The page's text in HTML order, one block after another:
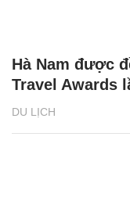
DU LỊCH
Hà Nam được
Travel Awards